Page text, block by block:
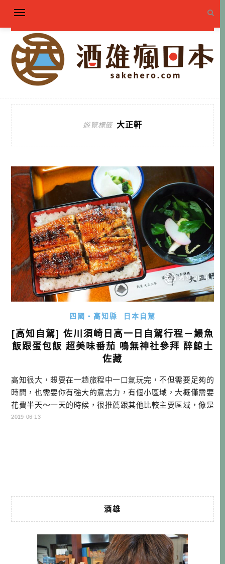
遊覽標籤 大正軒
四國・高知縣 日本自駕
[高知自駕] 佐川須崎日高一日自駕行程－鰻魚
飯跟蛋包飯 超美味番茄 鳴無神社參拜 醉鯨土
佐藏
高知很大，想要在一趟旅程中一口氣玩完，不但需要足夠的
時間，也需要你有強大的意志力，有個小區域，大概僅需要
花費半天～一天的時候，很推薦跟其他比較主要區域，像是
四萬十、仁淀川、高知市來搭配行程。可以是中途地點，當
2019-06-13
酒雄